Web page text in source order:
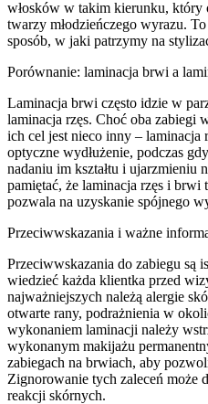
włosków w takim kierunku, który
twarzy młodzieńczego wyrazu.
sposób, w jaki patrzymy na
Porównanie: laminacja brwi a
Laminacja brwi często idzie w
laminacja rzęs. Choć oba zabiegi
ich cel jest nieco inny – laminacja
optyczne wydłużenie, podczas
nadaniu im kształtu i ujarzmieniu
pamiętać, że laminacja rzęs i brwi
pozwala na uzyskanie spójnego
Przeciwwskazania i ważne
Przeciwwskazania do zabiegu są
wiedzieć każda klientka przed
najważniejszych należą alergie
otwarte rany, podrażnienia w
wykonaniem laminacji należy
wykonanym makijażu
zabiegach na brwiach, aby
Zignorowanie tych zaleceń może
reakcji skórnych.